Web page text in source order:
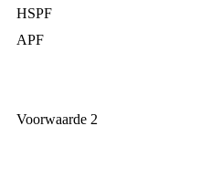
HSPF
APF
Voorwaarde 2